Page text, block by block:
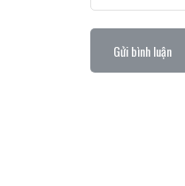
Gửi bình luận